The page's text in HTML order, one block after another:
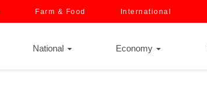
Farm & Food International
National Economy